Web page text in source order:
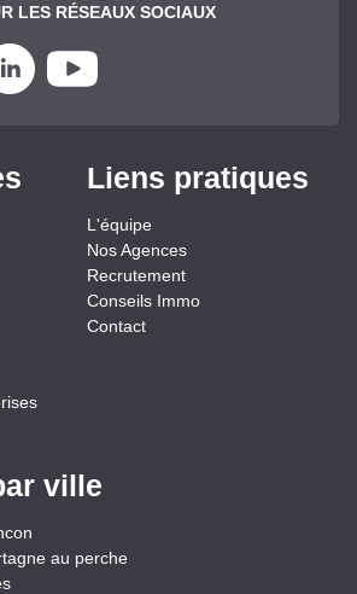
LES RÉSEAUX SOCIAUX
Liens pratiques
L'équipe
Nos Agences
Recrutement
Conseils Immo
Contact
ville
au perche